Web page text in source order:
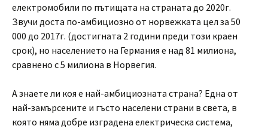
електромобили по пътищата на страната до 2020г.
Звучи доста по-амбициозно от норвежката цел за 50
000 до 2017г. (достигната 2 години преди този краен
срок), но населението на Германия е над 81 милиона,
сравнено с 5 милиона в Норвегия.
А знаете ли коя е най-амбициозната страна? Една от
най-замърсените и гъсто населени страни в света, в
която няма добре изградена електрическа система,